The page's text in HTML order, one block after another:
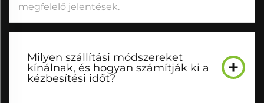
megfelelő jelentések.
Milyen szállítási módszereket
kínálnak, és hogyan számítják ki a
kézbesítési időt?